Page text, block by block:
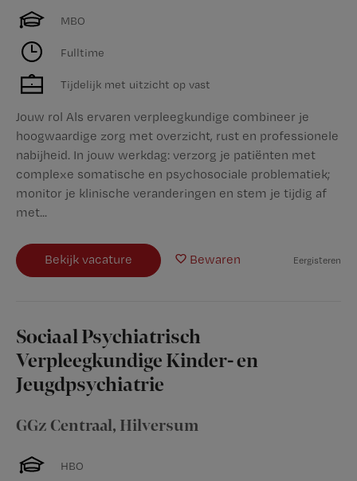
MBO
Fulltime
Tijdelijk met uitzicht op vast
Jouw rol Als ervaren verpleegkundige combineer je
hoogwaardige zorg met overzicht, rust en professionele
nabijheid. In jouw werkdag: verzorg je patiënten met
complexe somatische en psychosociale problematiek;
monitor je klinische veranderingen en stem je tijdig af
met...
Bekijk vacature Bewaren Eergisteren
Sociaal Psychiatrisch
Verpleegkundige Kinder- en
Jeugdpsychiatrie
GGz Centraal, Hilversum
HBO